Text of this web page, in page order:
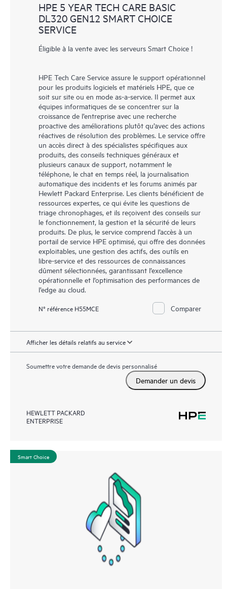
HPE 5 YEAR TECH CARE BASIC
DL320 GEN12 SMART CHOICE
SERVICE
Éligible à la vente avec les serveurs Smart Choice !
HPE Tech Care Service assure le support opérationnel
pour les produits logiciels et matériels HPE, que ce
soit sur site ou en mode as-a-service. Il permet aux
équipes informatiques de se concentrer sur la
croissance de l’entreprise avec une recherche
proactive des améliorations plutôt qu’avec des actions
réactives de résolution des problèmes. Le service offre
un accès direct à des spécialistes spécifiques aux
produits, des conseils techniques généraux et
plusieurs canaux de support, notamment le
téléphone, le chat en temps réel, la journalisation
automatique des incidents et les forums animés par
Hewlett Packard Enterprise. Les clients bénéficient de
ressources expertes, ce qui évite les questions de
triage chronophages, et ils reçoivent des conseils sur
le fonctionnement, la gestion et la sécurité de leurs
produits. De plus, le service comprend l’accès à un
portail de service HPE optimisé, qui offre des données
exploitables, une gestion des actifs, des outils en
libre-service et des ressources de connaissances
dûment sélectionnées, garantissant l’excellence
opérationnelle et l’optimisation des performances de
l’edge au cloud.
N° référence H55MCE Comparer
Afficher les détails relatifs au service
Soumettre votre demande de devis personnalisé
Demander un devis
HEWLETT PACKARD
ENTERPRISE
Smart Choice